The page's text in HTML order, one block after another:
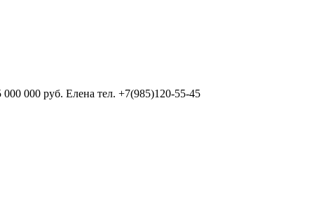
000 руб. Елена тел. +7(985)120-55-45